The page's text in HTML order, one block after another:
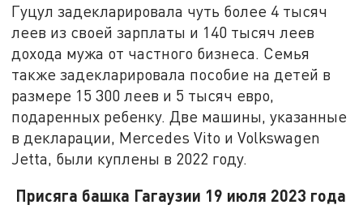
Гуцул задекларировала чуть более 4 тысяч
леев из своей зарплаты и 140 тысяч леев
дохода мужа от частного бизнеса. Семья
также задекларировала пособие на детей в
размере 15 300 леев и 5 тысяч евро,
подаренных ребенку. Две машины, указанные
в декларации, Mercedes Vito и Volkswagen
Jetta, были куплены в 2022 году.
Присяга башка Гагаузии 19 июля 2023 года